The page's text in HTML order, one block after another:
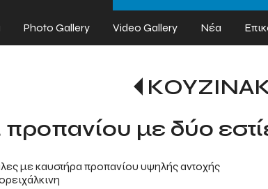
Photo Gallery Video Gallery Νέα
προπανίου με δύο
με καυστήρα προπανίου υψηλής αντοχής